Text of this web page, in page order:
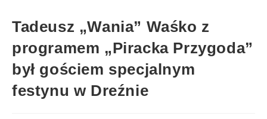
Tadeusz „Wania” Waśko z
programem „Piracka Przygoda”
był gościem specjalnym
festynu w Dreźnie